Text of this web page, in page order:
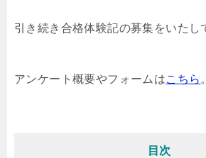
引き続き合格体験記の募集をいたし
アンケート概要やフォームはこちら 。
目次